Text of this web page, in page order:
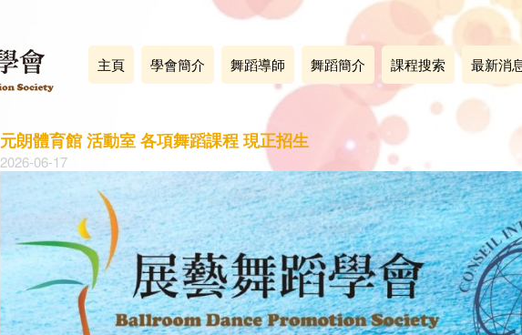
主頁 學會簡介 舞蹈導師 舞蹈簡介 課程搜索 最新消
元朗體育館 活動室 各項舞蹈課程 現正招生
2026-06-17